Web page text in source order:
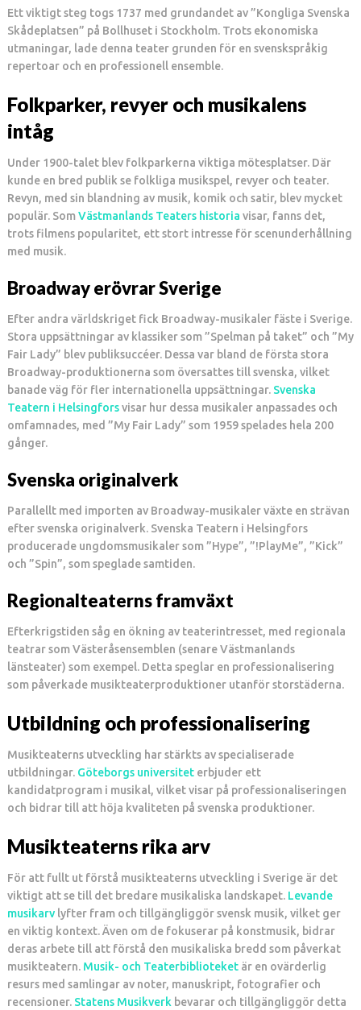
Ett viktigt steg togs 1737 med grundandet av ”Kongliga Svenska
Skådeplatsen” på Bollhuset i Stockholm. Trots ekonomiska
utmaningar, lade denna teater grunden för en svenskspråkig
repertoar och en professionell ensemble.
Folkparker, revyer och musikalens
intåg
Under 1900-talet blev folkparkerna viktiga mötesplatser. Där
kunde en bred publik se folkliga musikspel, revyer och teater.
Revyn, med sin blandning av musik, komik och satir, blev mycket
populär. SomVästmanlands Teaters historia visar, fanns det,
trots filmens popularitet, ett stort intresse för scenunderhållning
med musik.
Broadway erövrar Sverige
Efter andra världskriget fick Broadway-musikaler fäste i Sverige.
Stora uppsättningar av klassiker som ”Spelman på taket” och ”My
Fair Lady” blev publiksuccéer. Dessa var bland de första stora
Broadway-produktionerna som översattes till svenska, vilket
banade väg för fler internationella uppsättningar. Svenska
Teatern i Helsingforsvisar hur dessa musikaler anpassades och
omfamnades, med ”My Fair Lady” som 1959 spelades hela 200
gånger.
Svenska originalverk
Parallellt med importen av Broadway-musikaler växte en strävan
efter svenska originalverk. Svenska Teatern i Helsingfors
producerade ungdomsmusikaler som ”Hype”, ”!PlayMe”, ”Kick”
och ”Spin”, som speglade samtiden.
Regionalteaterns framväxt
Efterkrigstiden såg en ökning av teaterintresset, med regionala
teatrar som Västeråsensemblen (senare Västmanlands
länsteater) som exempel. Detta speglar en professionalisering
som påverkade musikteaterproduktioner utanför storstäderna.
Utbildning och professionalisering
Musikteaterns utveckling har stärkts av specialiserade
utbildningar. Göteborgs universiteterbjuder ett
kandidatprogram i musikal, vilket visar på professionaliseringen
och bidrar till att höja kvaliteten på svenska produktioner.
Musikteaterns rika arv
För att fullt ut förstå musikteaterns utveckling i Sverige är det
viktigt att se till det bredare musikaliska landskapet. Levande
musikarvlyfter fram och tillgängliggör svensk musik, vilket ger
en viktig kontext. Även om de fokuserar på konstmusik, bidrar
deras arbete till att förstå den musikaliska bredd som påverkat
musikteatern. Musik- och Teaterbiblioteketär en ovärderlig
resurs med samlingar av noter, manuskript, fotografier och
recensioner. Statens Musikverk bevarar och tillgängliggör detta